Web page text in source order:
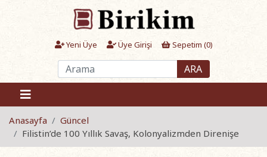
Yeni Üye Üye Girişi Sepetim (0)
ARA
Anasayfa
Güncel
Filistin’de 100 Yıllık Savaş, Kolonyalizmden Direnişe